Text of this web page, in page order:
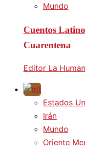
Mundo
Cuentos
Cuarentena
Editor La
Estados
Irán
Mundo
Oriente